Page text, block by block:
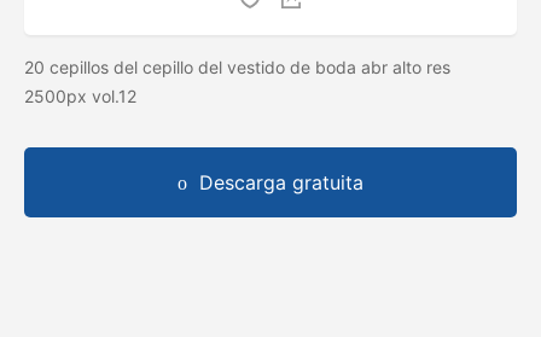
20 cepillos del cepillo del vestido de boda abr alto res
2500px vol.12
Descarga gratuita